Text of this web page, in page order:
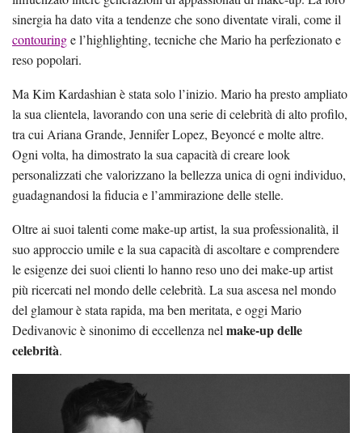
sinergia ha dato vita a tendenze che sono diventate virali, come il
contouringe l’highlighting, tecniche che Mario ha perfezionato e
reso popolari.
Ma Kim Kardashian è stata solo l’inizio. Mario ha presto ampliato
la sua clientela, lavorando con una serie di celebrità di alto profilo,
tra cui Ariana Grande, Jennifer Lopez, Beyoncé e molte altre.
Ogni volta, ha dimostrato la sua capacità di creare look
personalizzati che valorizzano la bellezza unica di ogni individuo,
guadagnandosi la fiducia e l’ammirazione delle stelle.
Oltre ai suoi talenti come make-up artist, la sua professionalità, il
suo approccio umile e la sua capacità di ascoltare e comprendere
le esigenze dei suoi clienti lo hanno reso uno dei make-up artist
più ricercati nel mondo delle celebrità. La sua ascesa nel mondo
del glamour è stata rapida, ma ben meritata, e oggi Mario
Dedivanovic è sinonimo di eccellenza nelmake-up delle
celebrità.